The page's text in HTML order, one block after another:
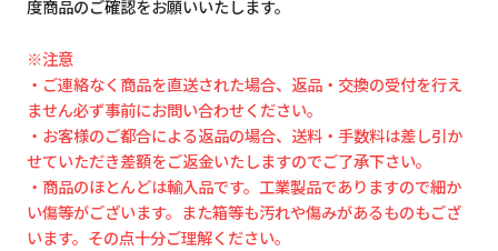
度商品のご確認をお願いいたします。
※注意
・ご連絡なく商品を直送された場合、返品・交換の受付を行え
ません必ず事前にお問い合わせください。
・お客様のご都合による返品の場合、送料・手数料は差し引か
せていただき差額をご返金いたしますのでご了承下さい。
・商品のほとんどは輸入品です。工業製品でありますので細か
い傷等がございます。また箱等も汚れや傷みがあるものもござ
います。その点十分ご理解ください。